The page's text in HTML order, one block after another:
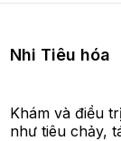
Nhi Tiêu hóa
Khám và điều
như tiêu chảy,